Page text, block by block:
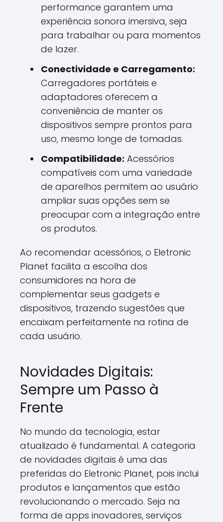
performance garantem uma
experiência sonora imersiva, seja
para trabalhar ou para momentos
de lazer.
Conectividade e Carregamento:
Carregadores portáteis e
adaptadores oferecem a
conveniência de manter os
dispositivos sempre prontos para
uso, mesmo longe de tomadas.
Compatibilidade: Acessórios
compatíveis com uma variedade
de aparelhos permitem ao usuário
ampliar suas opções sem se
preocupar com a integração entre
os produtos.
Ao recomendar acessórios, o Eletronic
Planet facilita a escolha dos
consumidores na hora de
complementar seus gadgets e
dispositivos, trazendo sugestões que
encaixam perfeitamente na rotina de
cada usuário.
Novidades Digitais:
Sempre um Passo à
Frente
No mundo da tecnologia, estar
atualizado é fundamental. A categoria
de novidades digitais é uma das
preferidas do Eletronic Planet, pois inclui
produtos e lançamentos que estão
revolucionando o mercado. Seja na
forma de apps inovadores, serviços